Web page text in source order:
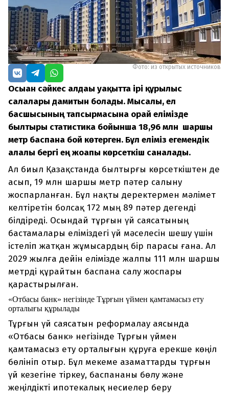
Фото: из открытых источников
Осыған сәйкес алдағы уақытта ірі құрылыс
салалары дамитын болады. Мысалы, ел
басшысының тапсырмасына орай елімізде
былтырғы статистика бойынша 18,96 млн шаршы
метр баспана бой көтерген. Бұл еліміз егемендік
алғалы бергі ең жоғапғы көрсеткіш саналады.
Ал биыл Қазақстанда былтырғы көрсеткіштен де
асып, 19 млн шаршы метр пәтер салыну
жоспарланған. Бұл нақты деректермен мәлімет
келтіретін болсақ 172 мың 89 пәтер дегенді
білдіреді. Осындай тұрғын үй саясатының
бастамалары еліміздегі үй мәселесін шешу үшін
істеліп жатқан жұмысардың бір парасы ғана. Ал
2029 жылға дейін елімізде жалпы 111 млн шаршы
метрді құрайтын баспана салу жоспары
қарастырылған.
«Отбасы банк» негізінде Тұрғын үймен қамтамасыз ету
орталығы құрылады
Тұрғын үй саясатын реформалау аясында
«Отбасы банк» негізінде Тұрғын үймен
қамтамасыз ету орталығын құруға ерекше көңіл
бөлініп отыр. Бұл мекеме азаматтарды тұрғын
үй кезегіне тіркеу, баспананы бөлу және
жеңілдікті ипотекалық несиелер беру